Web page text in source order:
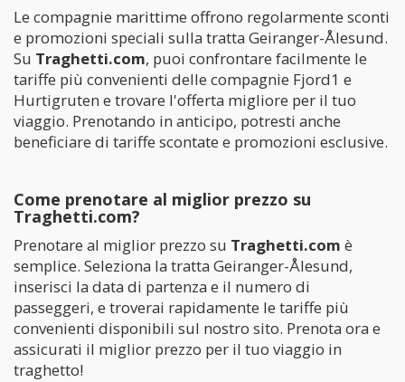
Le compagnie marittime offrono regolarmente sconti
e promozioni speciali sulla tratta Geiranger-Ålesund.
Su Traghetti.com, puoi confrontare facilmente le
tariffe più convenienti delle compagnie Fjord1 e
Hurtigruten e trovare l'offerta migliore per il tuo
viaggio. Prenotando in anticipo, potresti anche
beneficiare di tariffe scontate e promozioni esclusive.
Come prenotare al miglior prezzo su
Traghetti.com?
Prenotare al miglior prezzo su Traghetti.com è
semplice. Seleziona la tratta Geiranger-Ålesund,
inserisci la data di partenza e il numero di
passeggeri, e troverai rapidamente le tariffe più
convenienti disponibili sul nostro sito. Prenota ora e
assicurati il miglior prezzo per il tuo viaggio in
traghetto!